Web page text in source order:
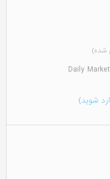
شده)
شوید)